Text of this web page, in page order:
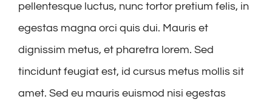
pellentesque luctus, nunc tortor pretium felis, in
egestas magna orci quis dui. Mauris et
dignissim metus, et pharetra lorem. Sed
tincidunt feugiat est, id cursus metus mollis sit
amet. Sed eu mauris euismod nisi egestas